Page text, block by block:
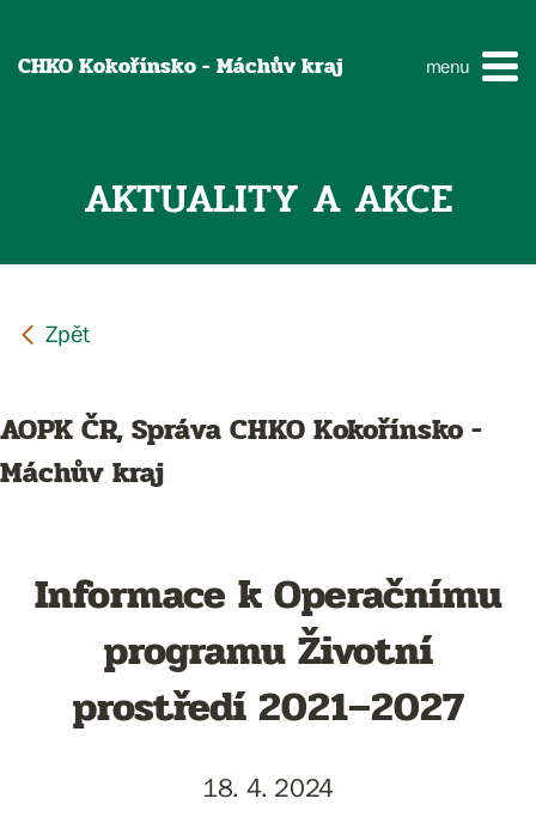
CHKO Kokořínsko - Máchův kraj menu
AKTUALITY A AKCE
AOPK ČR, Správa CHKO Kokořínsko -
Máchův kraj
Informace k Operačnímu
programu Životní
prostředí 2021–2027
18. 4. 2024